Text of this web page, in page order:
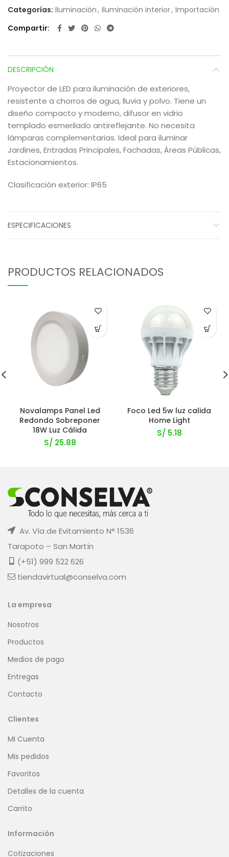
Categorías: Iluminación, Iluminación interior, Importación
Compartir
DESCRIPCIÓN
Proyector de LED para iluminación de exteriores,
resistente a chorros de agua, lluvia y polvo. Tiene un
diseño compacto y moderno, difusor en vidrio
templado esmerilado antireflejante. No necesita
lámparas complementarias. Ideal para iluminar
Jardines, Entradas Principales, Fachadas, Áreas Públicas,
Estacionamientos.
Clasificación exterior: IP65
ESPECIFICACIONES
PRODUCTOS RELACIONADOS
Novalamps Panel Led
Redondo Sobreponer
18W Luz Cálida
S/ 25.88
Foco Led 5w luz calida
Home Light
S/ 5.18
Av. Vía de Evitamiento N° 1536
Tarapoto – San Martín
(+51) 999 522 626
tiendavirtual@conselva.com
La empresa
Nosotros
Productos
Medios de pago
Entregas
Contacto
Clientes
Mi Cuenta
Mis pedidos
Favoritos
Detalles de la cuenta
Carrito
Información
Cotizaciones